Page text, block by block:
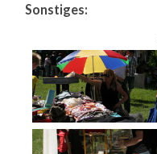
Sonstiges: